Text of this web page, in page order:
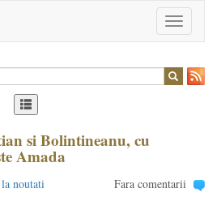
Toggle
navigation
si Bolintineanu, cu
Amada
noutati Fara comentarii